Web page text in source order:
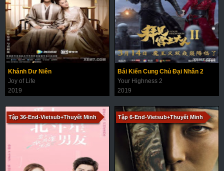
Khánh Dư Niên
Joy of Life
2019
Bái Kiến Cung Chủ Đại Nhân 2
Your Highness 2
2019
Tập 36-End-Vietsub+Thuyết Minh Tập 6-End-Vietsub+Thuyết Minh